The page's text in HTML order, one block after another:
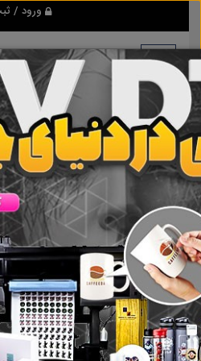
ورود /
برنامه اندروید
مرجع نیازمندیهای ابزار و